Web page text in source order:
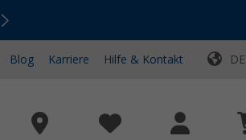
Top-Deals für dein
Blog Karriere Hilfe & Kontakt